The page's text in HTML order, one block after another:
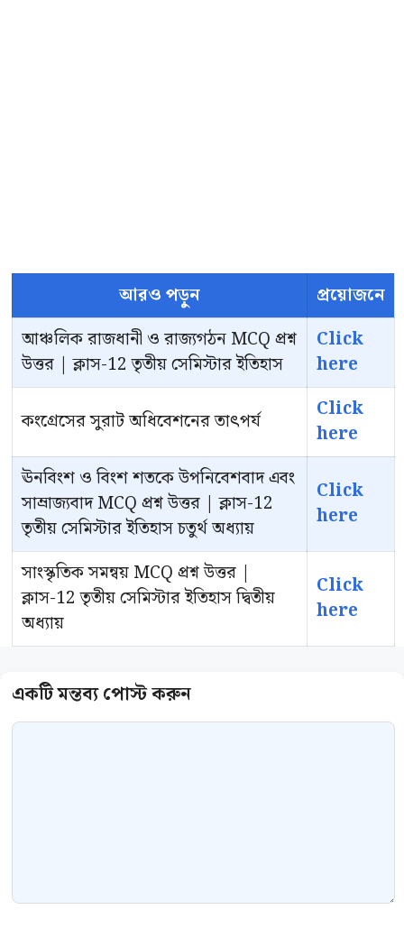
আরও পড়ুন
প্রয়োজনে
আঞ্চলিক রাজধানী ও রাজ্যগঠন MCQ প্রশ্ন
উত্তর | ক্লাস-12 তৃতীয় সেমিস্টার ইতিহাস
Click
here
কংগ্রেসের সুরাট অধিবেশনের তাৎপর্য
Click
here
ঊনবিংশ ও বিংশ শতকে উপনিবেশবাদ এবং
সাম্রাজ্যবাদ MCQ প্রশ্ন উত্তর | ক্লাস-12
তৃতীয় সেমিস্টার ইতিহাস চতুর্থ অধ্যায়
Click
here
সাংস্কৃতিক সমন্বয় MCQ প্রশ্ন উত্তর |
ক্লাস-12 তৃতীয় সেমিস্টার ইতিহাস দ্বিতীয়
অধ্যায়
Click
here
Comment